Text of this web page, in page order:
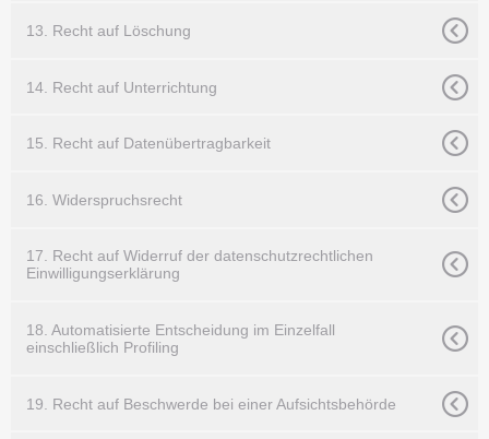
13. Recht auf Löschung
14. Recht auf Unterrichtung
15. Recht auf Datenübertragbarkeit
16. Widerspruchsrecht
17. Recht auf Widerruf der datenschutzrechtlichen
Einwilligungserklärung
18. Automatisierte Entscheidung im Einzelfall
einschließlich Profiling
19. Recht auf Beschwerde bei einer Aufsichtsbehörde